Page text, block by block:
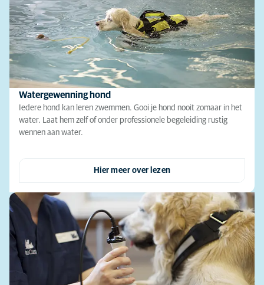
Watergewenning hond
Iedere hond kan leren zwemmen. Gooi je hond nooit zomaar in het
water. Laat hem zelf of onder professionele begeleiding rustig
wennen aan water.
Hier meer over lezen